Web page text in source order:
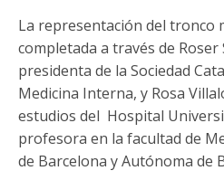
La representación del tronco
completada a través de Roser
presidenta de la Sociedad
Medicina Interna, y Rosa
estudios del Hospital
profesora en la facultad de
de Barcelona y Autónoma de